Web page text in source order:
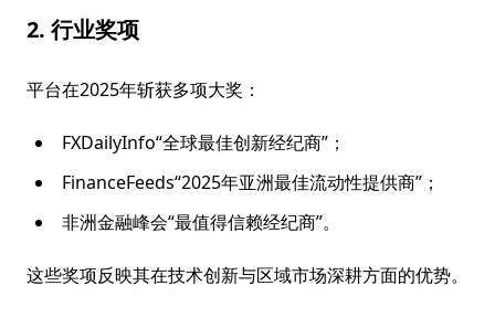
2. 行业奖项
平台在2025年斩获多项大奖：
FXDailyInfo“全球最佳创新经纪商”；
FinanceFeeds“2025年亚洲最佳流动性提供商”；
非洲金融峰会“最值得信赖经纪商”。
这些奖项反映其在技术创新与区域市场深耕方面的优势。